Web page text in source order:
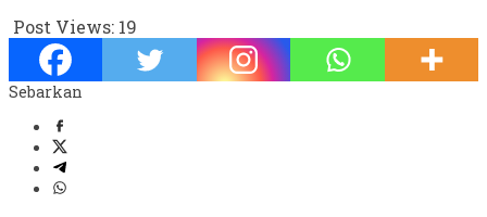
Post Views: 19
Sebarkan